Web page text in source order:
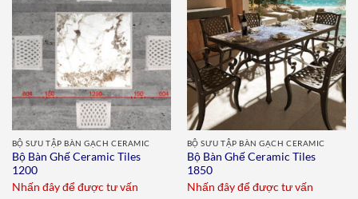
Add to
wishlist
BỘ SƯU TẬP BÀN GẠCH CERAMIC
Bộ Bàn Ghế Ceramic Tiles
1200
Nhấn đây để được tư vấn
Add to
wishlist
BỘ SƯU TẬP BÀN GẠCH CERAMIC
Bộ Bàn Ghế Ceramic Tiles
1850
Nhấn đây để được tư vấn